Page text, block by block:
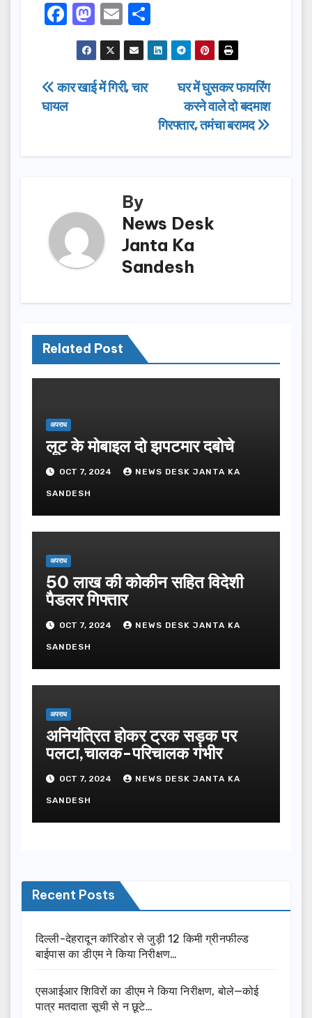
F
a
c
e
b
M
a
st
o
E
m
ail
h
ar
Post
navigation
घर में घुसकर फायरिंग
करने वाले दो बदमाश
गिरफ्तार, तमंचा बरामद
कार खाई में गिरी, चार
घायल
By
News Desk
Janta Ka
Sandesh
Related Post
अपराध
लूट के मोबाइल दो झपटमार दबोचे
OCT 7, 2024 NEWS DESK JANTA KA
SANDESH
अपराध
50 लाख की कोकीन सहित विदेशी
पैडलर गिफ्तार
OCT 7, 2024 NEWS DESK JANTA KA
SANDESH
अपराध
अनियंत्रित होकर ट्रक सड़क पर
पलटा,चालक-परिचालक गंभीर
OCT 7, 2024 NEWS DESK JANTA KA
SANDESH
Recent Posts
दिल्ली-देहरादून कॉरिडोर से जुड़ी 12 किमी ग्रीनफील्ड
बाईपास का डीएम ने किया निरीक्षण…
एसआईआर शिविरों का डीएम ने किया निरीक्षण, बोले—कोई
पात्र मतदाता सूची से न छूटे…